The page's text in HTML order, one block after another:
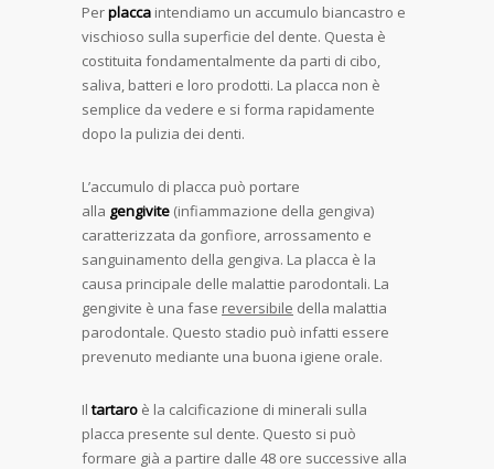
Perplacca intendiamo un accumulo biancastro e
vischioso sulla superficie del dente. Questa è
costituita fondamentalmente da parti di cibo,
saliva, batteri e loro prodotti. La placca non è
semplice da vedere e si forma rapidamente
dopo la pulizia dei denti.
L’accumulo di placca può portare
alla gengivite (infiammazione della gengiva)
caratterizzata da gonfiore, arrossamento e
sanguinamento della gengiva. La placca è la
causa principale delle malattie parodontali. La
gengivite è una fase reversibile della malattia
parodontale. Questo stadio può infatti essere
prevenuto mediante una buona igiene orale.
Iltartaro è la calcificazione di minerali sulla
placca presente sul dente. Questo si può
formare già a partire dalle 48 ore successive alla